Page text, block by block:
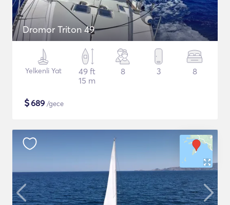
Dromor Triton 49
Yelkenli Yat
49 ft
15 m
8 3 8
$689 /gece